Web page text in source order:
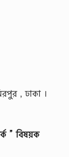
, ঢাকা ।
” বিষয়ক